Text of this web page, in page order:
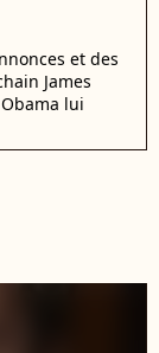
et des
James
lui